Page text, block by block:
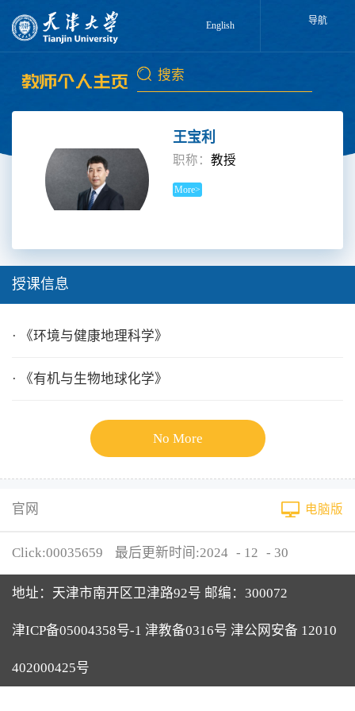
English 导航
王宝利
职称：教授
More>
授课信息
· 《环境与健康地理科学》
· 《有机与生物地球化学》
No More
官网 电脑版
Click:00035659 最后更新时间:2024 - 12 - 30
地址：天津市南开区卫津路92号 邮编：300072
津ICP备05004358号-1 津教备0316号 津公网安备 12010
402000425号